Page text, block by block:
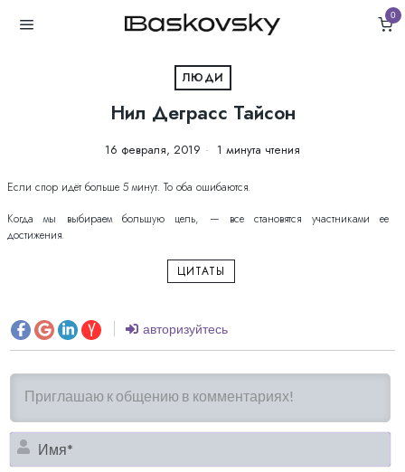
0
ЛЮДИ
Нил Деграсс Тайсон
16 февраля, 2019 1 минута чтения
Если спор идёт больше 5 минут. То оба ошибаются.
Когда мы выбираем большую цель, — все становятся участниками ее
достижения.
ЦИТАТЫ
авторизуйтесь